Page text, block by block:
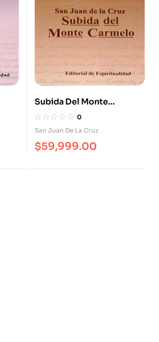
Subida Del Monte
Carmelo
0
San Juan De La Cruz
$59,999.00